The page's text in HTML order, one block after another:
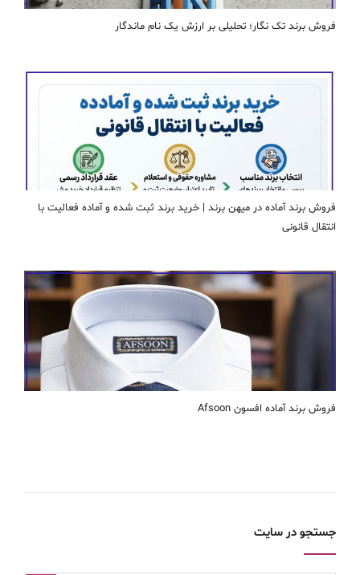
فروش برند تک نگار؛ تحلیلی بر ارزش یک نام ماندگار
فروش برند آماده در میهن برند | خرید برند ثبت شده و آماده فعالیت با
انتقال قانونی
فروش برند آماده افسون Afsoon
جستجو در سایت